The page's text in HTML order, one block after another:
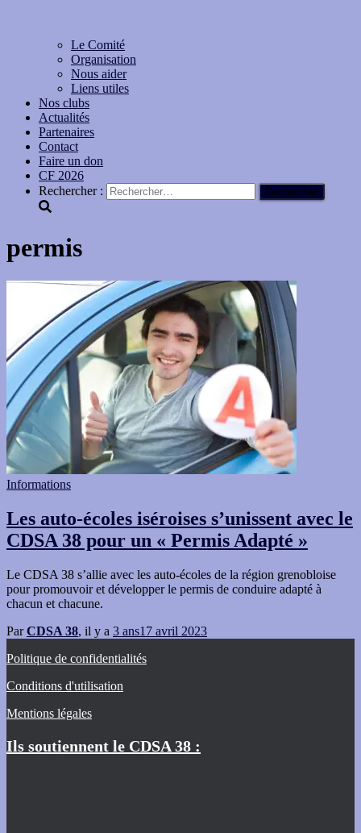
Le Comité
Organisation
Nous aider
Liens utiles
Nos clubs
Actualités
Partenaires
Contact
Faire un don
CF 2026
Rechercher :
permis
Informations
Les auto-écoles iséroises s’unissent avec le
CDSA 38 pour un « Permis Adapté »
Le CDSA 38 s’allie avec les auto-écoles de la région grenobloise
pour promouvoir et développer le permis de conduire adapté à
chacun et chacune.
ParCDSA 38, il y a 3 ans17 avril 2023
Politique de confidentialités
Conditions d'utilisation
Mentions légales
Ils soutiennent le CDSA 38 :